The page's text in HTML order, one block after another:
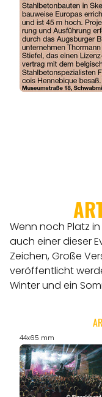
Wenn noch Platz
auch einer dieser
Zeichen, Große
veröffentlicht
Winter und ein
44x65 mm